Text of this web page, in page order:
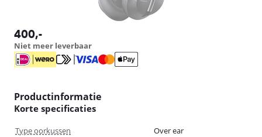
400,-
Niet meer leverbaar
Productinformatie
Korte specificaties
Type oorkussen Over ear